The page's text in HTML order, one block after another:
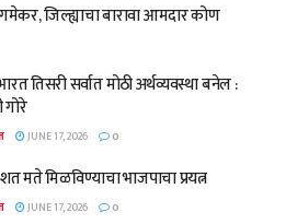
जिल्ह्याचा बारावा आमदार कोण
तिसरी सर्वात मोठी अर्थव्यवस्था बनेल :
गोरे
JUNE 17, 2026 0
मते मिळविण्याचा भाजपाचा प्रयत्न
JUNE 17, 2026 0